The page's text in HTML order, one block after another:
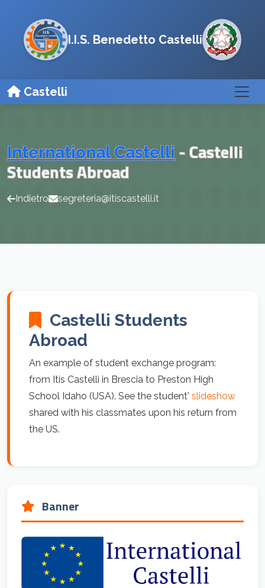
I.I.S. Benedetto Castelli
Castelli
International Castelli- Castelli
Students Abroad
Indietro segreteria@itiscastelli.it
Castelli Students
Abroad
An example of student exchange program:
from Itis Castelli in Brescia to Preston High
School Idaho (USA). See the student' slideshow
shared with his classmates upon his return from
the US.
Banner